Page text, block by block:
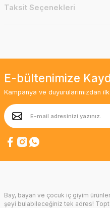
Taksit Seçenekleri
E-bültenimize
Kampanya ve duyurularımızdan
Bay, bayan ve çocuk iç giyim
şeyi bulabileceğiniz tek adres!